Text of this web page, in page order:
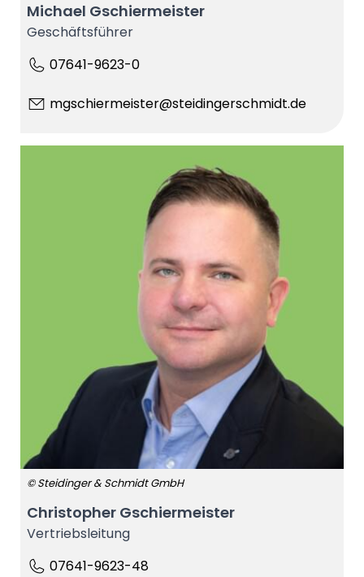
Michael Gschiermeister
Geschäftsführer
07641-9623-0
mgschiermeister@steidingerschmidt.de
© Steidinger & Schmidt GmbH
Christopher Gschiermeister
Vertriebsleitung
07641-9623-48